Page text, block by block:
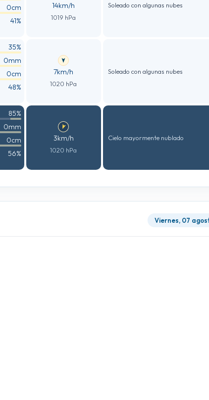
0cm
41%
14km/h
1019 hPa
Soleado con algunas nubes
35%
0mm
0cm
48%
7km/h
1020 hPa
Soleado con algunas nubes
85%
0mm
0cm
56%
3km/h
1020 hPa
Cielo mayormente nublado
Viernes, 07